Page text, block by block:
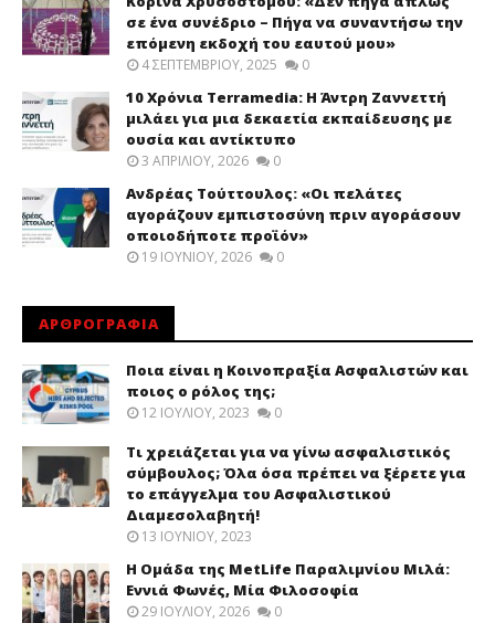
σε ένα συνέδριο – Πήγα να συναντήσω την
επόμενη εκδοχή του εαυτού μου»
4 ΣΕΠΤΕΜΒΡΊΟΥ, 2025 0
10 Χρόνια Terramedia: Η Άντρη Ζαννεττή
μιλάει για μια δεκαετία εκπαίδευσης με
ουσία και αντίκτυπο
3 ΑΠΡΙΛΊΟΥ, 2026 0
Ανδρέας Τούττουλος: «Οι πελάτες
αγοράζουν εμπιστοσύνη πριν αγοράσουν
οποιοδήποτε προϊόν»
19 ΙΟΥΝΊΟΥ, 2026 0
ΑΡΘΡΟΓΡΑΦΙΑ
Ποια είναι η Κοινοπραξία Ασφαλιστών και
ποιος ο ρόλος της;
12 ΙΟΥΛΊΟΥ, 2023 0
Τι χρειάζεται για να γίνω ασφαλιστικός
σύμβουλος; Όλα όσα πρέπει να ξέρετε για
το επάγγελμα του Ασφαλιστικού
Διαμεσολαβητή!
13 ΙΟΥΝΊΟΥ, 2023
Η Ομάδα της MetLife Παραλιμνίου Μιλά:
Εννιά Φωνές, Μία Φιλοσοφία
29 ΙΟΥΛΊΟΥ, 2026 0